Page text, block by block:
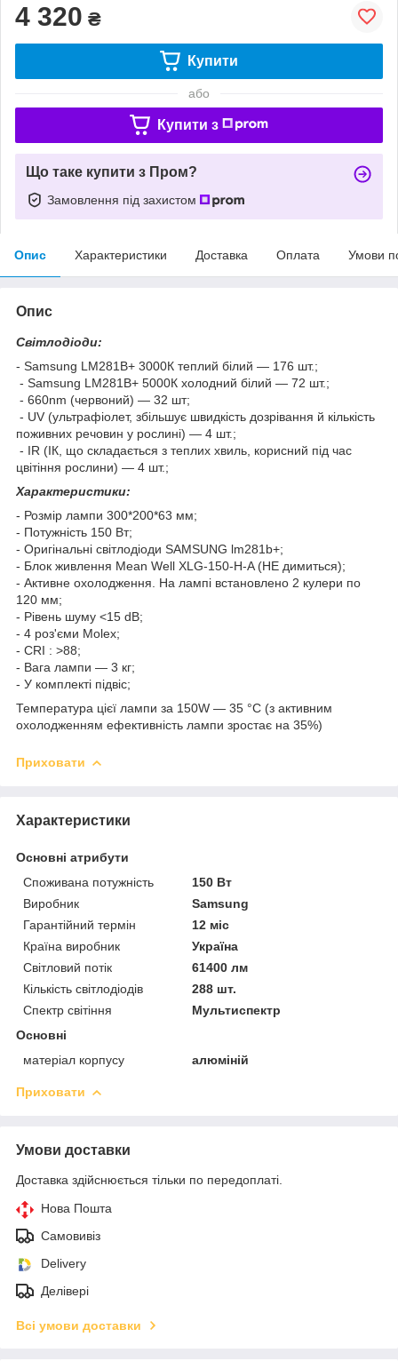
4 320 ₴
Купити
або
Купити з
Що таке купити з Пром?
Замовлення під захистом
Опис Характеристики Доставка Оплата Умови
Опис
Світлодіоди:
- Samsung LM281B+ 3000К теплий білий — 176 шт.;
- Samsung LM281B+ 5000К холодний білий — 72 шт.;
- 660nm (червоний) — 32 шт;
- UV (ультрафіолет, збільшує швидкість дозрівання й кількість
поживних речовин у рослині) — 4 шт.;
- IR (ІК, що складається з теплих хвиль, корисний під час
цвітіння рослини) — 4 шт.;
Характеристики:
- Розмір лампи 300*200*63 мм;
- Потужність 150 Вт;
- Оригінальні світлодіоди SAMSUNG lm281b+;
- Блок живлення Mean Well XLG-150-H-A (НЕ димиться);
- Активне охолодження. На лампі встановлено 2 кулери по
120 мм;
- Рівень шуму <15 dB;
- 4 роз'єми Molex;
- CRI : >88;
- Вага лампи — 3 кг;
- У комплекті підвіс;
Температура цієї лампи за 150W — 35 °C (з активним
охолодженням ефективність лампи зростає на 35%)
Приховати
Характеристики
Основні атрибути
Споживана потужність
150 Вт
Виробник
Samsung
Гарантійний термін
12 міс
Країна виробник
Україна
Світловий потік
61400 лм
Кількість світлодіодів
288 шт.
Спектр світіння
Мультиспектр
Основні
матеріал корпусу
алюміній
Приховати
Умови доставки
Доставка здійснюється тільки по передоплаті.
Нова Пошта
Самовивіз
Delivery
Делівері
Всі умови доставки